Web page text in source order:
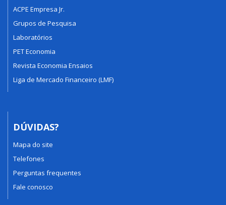
ACPE Empresa Jr.
Grupos de Pesquisa
Laboratórios
PET Economia
Revista Economia Ensaios
Liga de Mercado Financeiro (LMF)
DÚVIDAS?
Mapa do site
Telefones
Perguntas frequentes
Fale conosco